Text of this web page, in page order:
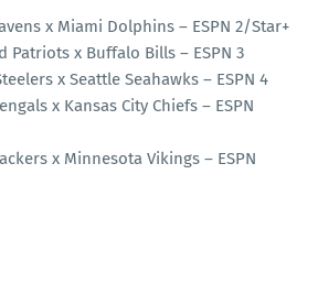
x Miami Dolphins – ESPN 2/Star+
Patriots x Buffalo Bills – ESPN 3
x Seattle Seahawks – ESPN 4
x Kansas City Chiefs – ESPN
x Minnesota Vikings – ESPN